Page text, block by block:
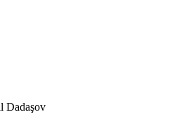
Dadaşov